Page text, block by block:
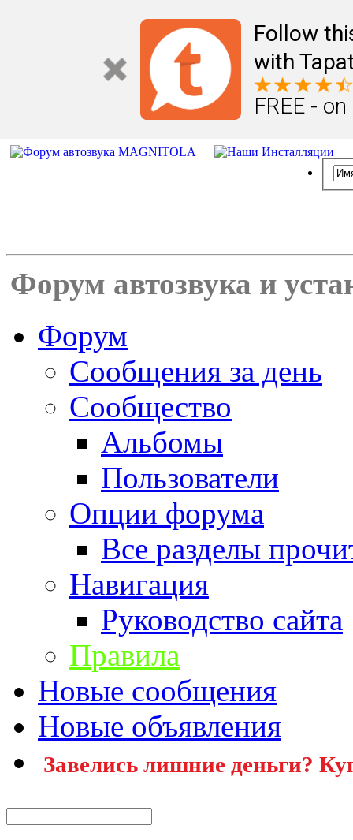
Follow
with
FREE -
Форум автозвука и
Форум
Сообщения за день
Сообщество
Альбомы
Пользователи
Опции форума
Все разделы
Навигация
Руководство сайта
Правила
Новые сообщения
Новые объявления
Завелись лишние деньги?